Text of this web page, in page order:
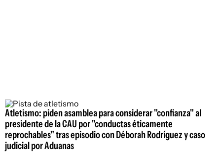
Atletismo: piden asamblea para considerar "confianza" al
presidente de la CAU por "conductas éticamente
reprochables" tras episodio con Déborah Rodríguez y caso
judicial por Aduanas